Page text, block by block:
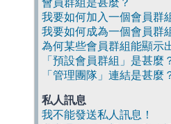
會員群組是甚麼？
我要如何加入一個會員群
我要如何成為一個會員群
為何某些會員群組能顯示
「預設會員群組」是甚麼
「管理團隊」連結是甚麼
私人訊息
我不能發送私人訊息！